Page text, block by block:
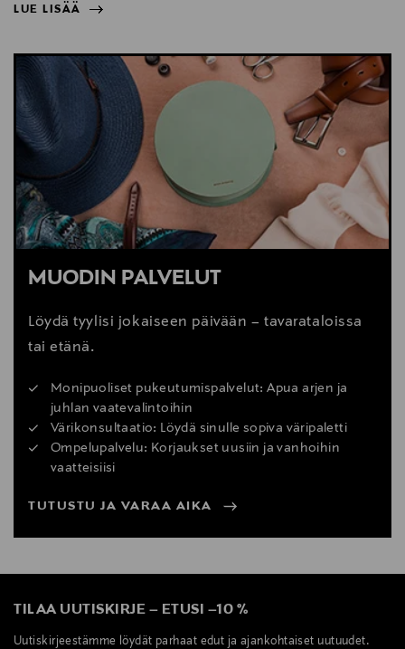
LUE LISÄÄ
LUE LISÄÄ
MUODIN PALVELUT
Löydä tyylisi jokaiseen päivään – tavarataloissa
tai etänä.
Monipuoliset pukeutumispalvelut: Apua arjen ja
juhlan vaatevalintoihin
Värikonsultaatio: Löydä sinulle sopiva väripaletti
Ompelupalvelu: Korjaukset uusiin ja vanhoihin
vaatteisiisi
TUTUSTU JA VARAA AIKA
TILAA UUTISKIRJE – ETUSI –10 %
Uutiskirjeestämme löydät parhaat edut ja ajankohtaiset uutuudet.